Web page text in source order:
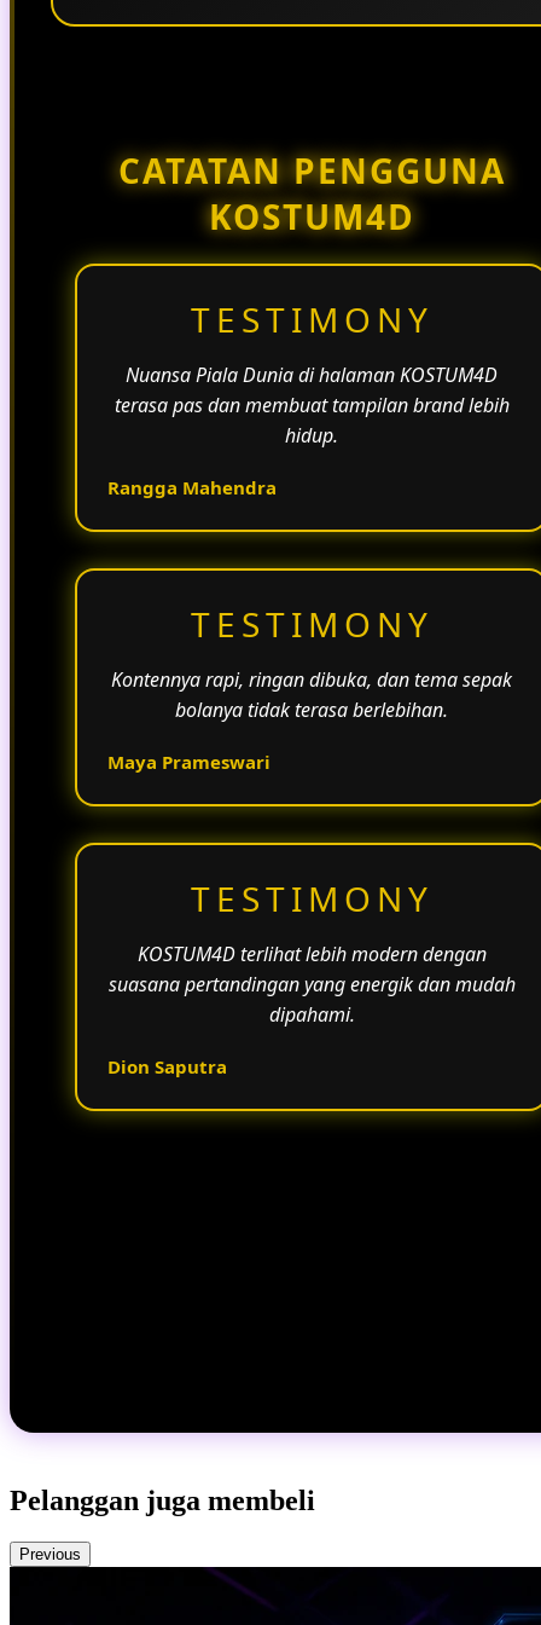
CATATAN PENGGUNA
KOSTUM4D
TESTIMONY
Nuansa Piala Dunia di halaman KOSTUM4D
terasa pas dan membuat tampilan brand lebih
hidup.
Rangga Mahendra
TESTIMONY
Kontennya rapi, ringan dibuka, dan tema sepak
bolanya tidak terasa berlebihan.
Maya Prameswari
TESTIMONY
KOSTUM4D terlihat lebih modern dengan
suasana pertandingan yang energik dan mudah
dipahami.
Dion Saputra
Pelanggan juga membeli
Previous